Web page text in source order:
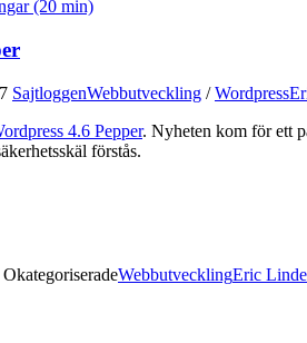
(20 min)
SajtloggenWebbutveckling /Wordpress
4.6 Pepper. Nyheten kom för ett
förstås.
OkategoriseradeWebbutvecklingEric